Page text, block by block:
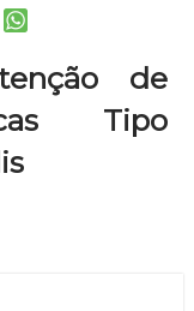
de
Tipo